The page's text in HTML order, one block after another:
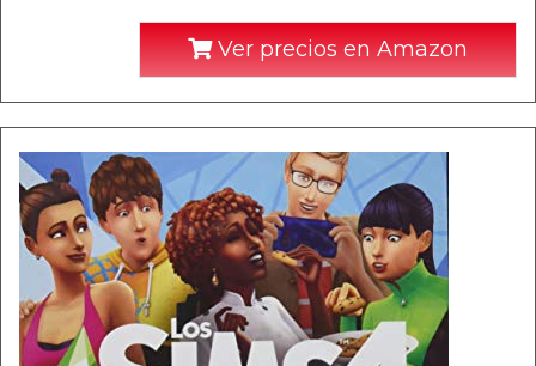
Ver precios en Amazon